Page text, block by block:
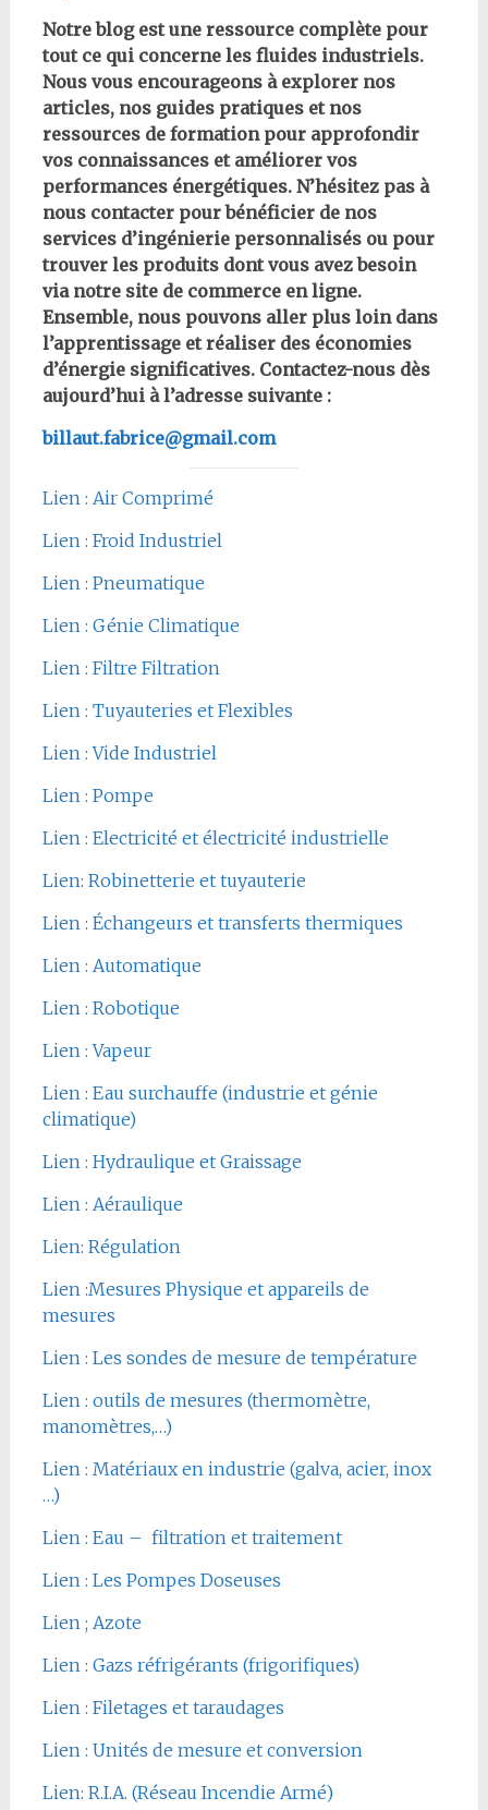
Notre blog est une ressource complète pour
tout ce qui concerne les fluides industriels.
Nous vous encourageons à explorer nos
articles, nos guides pratiques et nos
ressources de formation pour approfondir
vos connaissances et améliorer vos
performances énergétiques. N’hésitez pas à
nous contacter pour bénéficier de nos
services d’ingénierie personnalisés ou pour
trouver les produits dont vous avez besoin
via notre site de commerce en ligne.
Ensemble, nous pouvons aller plus loin dans
l’apprentissage et réaliser des économies
d’énergie significatives. Contactez-nous dès
aujourd’hui à l’adresse suivante :
billaut.fabrice@gmail.com
Lien : Air Comprimé
Lien : Froid Industriel
Lien : Pneumatique
Lien : Génie Climatique
Lien : Filtre Filtration
Lien : Tuyauteries et Flexibles
Lien : Vide Industriel
Lien : Pompe
Lien : Electricité et électricité industrielle
Lien: Robinetterie et tuyauterie
Lien : Échangeurs et transferts thermiques
Lien : Automatique
Lien : Robotique
Lien : Vapeur
Lien : Eau surchauffe (industrie et génie
climatique)
Lien : Hydraulique et Graissage
Lien : Aéraulique
Lien: Régulation
Lien :Mesures Physique et appareils de
mesures
Lien : Les sondes de mesure de température
Lien : outils de mesures (thermomètre,
manomètres,…)
Lien : Matériaux en industrie (galva, acier, inox
…)
Lien : Eau – filtration et traitement
Lien : Les Pompes Doseuses
Lien ; Azote
Lien : Gazs réfrigérants (frigorifiques)
Lien : Filetages et taraudages
Lien : Unités de mesure et conversion
Lien: R.I.A. (Réseau Incendie Armé)